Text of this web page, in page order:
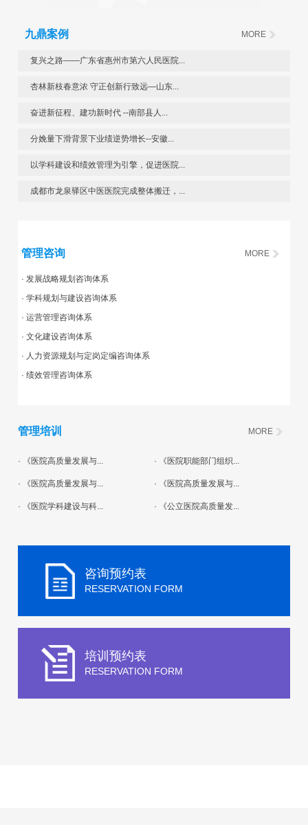
九鼎案例 MORE
复兴之路——广东省惠州市第六人民医院...
杏林新枝春意浓 守正创新行致远—山东...
奋进新征程、建功新时代 --南部县人...
分娩量下滑背景下业绩逆势增长--安徽...
以学科建设和绩效管理为引擎，促进医院...
成都市龙泉驿区中医医院完成整体搬迁，...
管理咨询 MORE
· 发展战略规划咨询体系
· 学科规划与建设咨询体系
· 运营管理咨询体系
· 文化建设咨询体系
· 人力资源规划与定岗定编咨询体系
· 绩效管理咨询体系
管理培训 MORE
· 《医院高质量发展与... · 《医院职能部门组织...
· 《医院高质量发展与... · 《医院高质量发展与...
· 《医院学科建设与科... · 《公立医院高质量发...
咨询预约表
RESERVATION FORM
培训预约表
RESERVATION FORM